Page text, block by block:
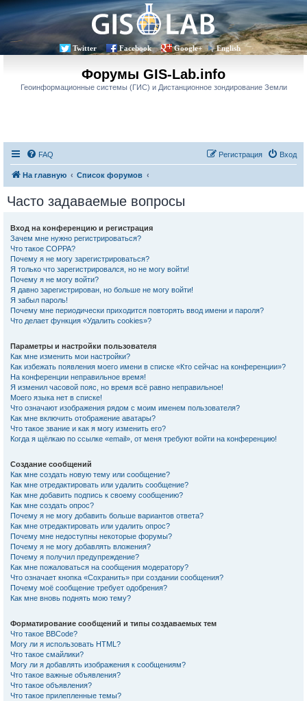
Twitter Facebook Google+ English
Форумы GIS-Lab.info
Геоинформационные системы (ГИС) и Дистанционное зондирование Земли
FAQ Вход
Регистрация
На главную Список форумов
Часто задаваемые вопросы
Вход на конференцию и регистрация
Зачем мне нужно регистрироваться?
Что такое COPPA?
Почему я не могу зарегистрироваться?
Я только что зарегистрировался, но не могу войти!
Почему я не могу войти?
Я давно зарегистрирован, но больше не могу войти!
Я забыл пароль!
Почему мне периодически приходится повторять ввод имени и пароля?
Что делает функция «Удалить cookies»?
Параметры и настройки пользователя
Как мне изменить мои настройки?
Как избежать появления моего имени в списке «Кто сейчас на конференции»?
На конференции неправильное время!
Я изменил часовой пояс, но время всё равно неправильное!
Моего языка нет в списке!
Что означают изображения рядом с моим именем пользователя?
Как мне включить отображение аватары?
Что такое звание и как я могу изменить его?
Когда я щёлкаю по ссылке «email», от меня требуют войти на конференцию!
Создание сообщений
Как мне создать новую тему или сообщение?
Как мне отредактировать или удалить сообщение?
Как мне добавить подпись к своему сообщению?
Как мне создать опрос?
Почему я не могу добавить больше вариантов ответа?
Как мне отредактировать или удалить опрос?
Почему мне недоступны некоторые форумы?
Почему я не могу добавлять вложения?
Почему я получил предупреждение?
Как мне пожаловаться на сообщения модератору?
Что означает кнопка «Сохранить» при создании сообщения?
Почему моё сообщение требует одобрения?
Как мне вновь поднять мою тему?
Форматирование сообщений и типы создаваемых тем
Что такое BBCode?
Могу ли я использовать HTML?
Что такое смайлики?
Могу ли я добавлять изображения к сообщениям?
Что такое важные объявления?
Что такое объявления?
Что такое прилепленные темы?